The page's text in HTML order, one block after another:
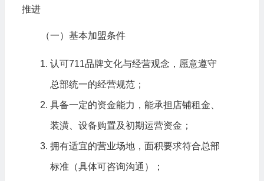
推进
（一）基本加盟条件
认可711品牌文化与经营观念，愿意遵守
总部统一的经营规范；
具备一定的资金能力，能承担店铺租金、
装潢、设备购置及初期运营资金；
拥有适宜的营业场地，面积要求符合总部
标准（具体可咨询沟通）；